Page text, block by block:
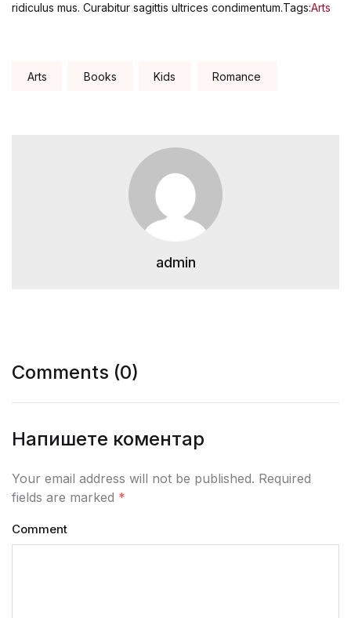
ridiculus mus. Curabitur sagittis ultrices condimentum.Tags:Arts
Tags:
Arts Books Kids Romance
admin
Comments (0)
Напишете коментар
Your email address will not be published. Required
fields are marked *
Comment